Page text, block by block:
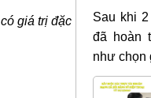
giá trị đặc
Sau khi
đã hoàn
như chọn